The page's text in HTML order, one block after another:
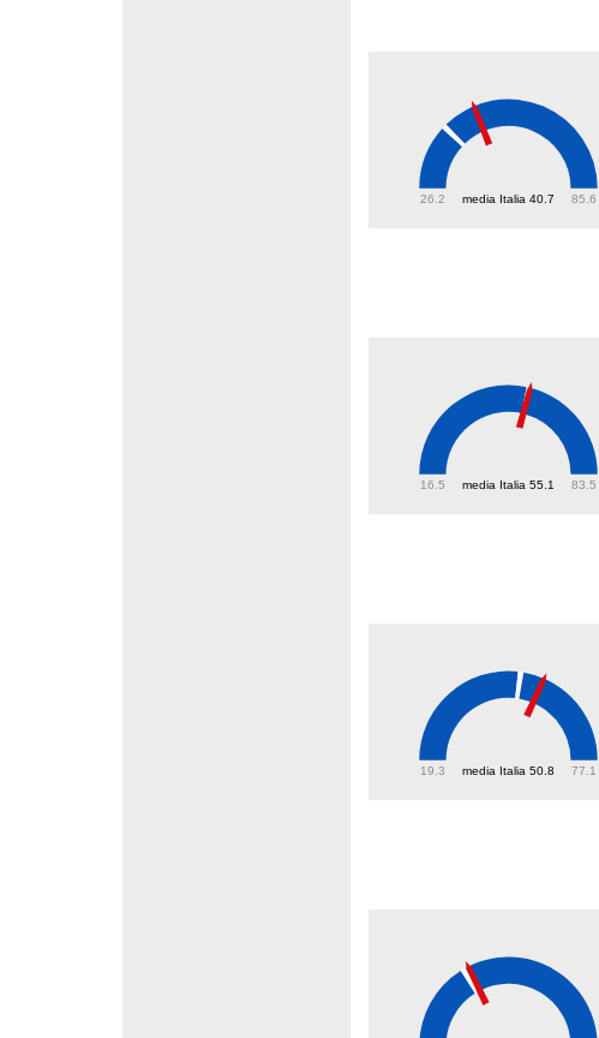
media Italia 40.7
26.2 85.6
media Italia 55.1
16.5 83.5
media Italia 50.8
19.3 77.1